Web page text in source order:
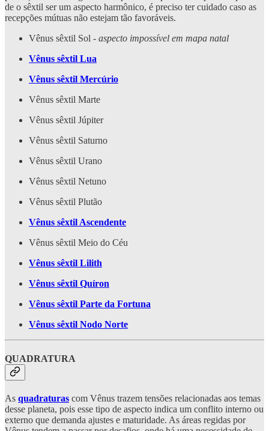
de o sêxtil ser um aspecto harmônico, é preciso ter cuidado caso as
recepções mútuas não estejam tão favoráveis.
Vênus sêxtil Sol - aspecto impossível em mapa natal
Vênus sêxtil Lua
Vênus sêxtil Mercúrio
Vênus sêxtil Marte
Vênus sêxtil Júpiter
Vênus sêxtil Saturno
Vênus sêxtil Urano
Vênus sêxtil Netuno
Vênus sêxtil Plutão
Vênus sêxtil Ascendente
Vênus sêxtil Meio do Céu
Vênus sêxtil Lilith
Vênus sêxtil Quíron
Vênus sêxtil Parte da Fortuna
Vênus sêxtil Nodo Norte
QUADRATURA
As quadraturas com Vênus trazem tensões relacionadas aos temas
desse planeta, pois esse tipo de aspecto indica um conflito interno ou
externo que demanda ajustes e maturidade. As áreas regidas por